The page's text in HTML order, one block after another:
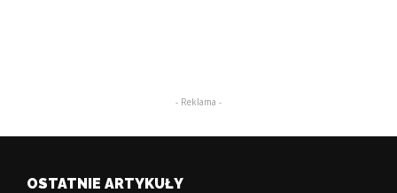
- Reklama -
OSTATNIE ARTYKUŁY